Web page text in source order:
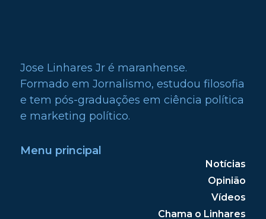
Jose Linhares Jr é maranhense.
Formado em Jornalismo, estudou filosofia
e tem pós-graduações em ciência política
e marketing político.
Menu principal
Notícias
Opinião
Vídeos
Chama o Linhares